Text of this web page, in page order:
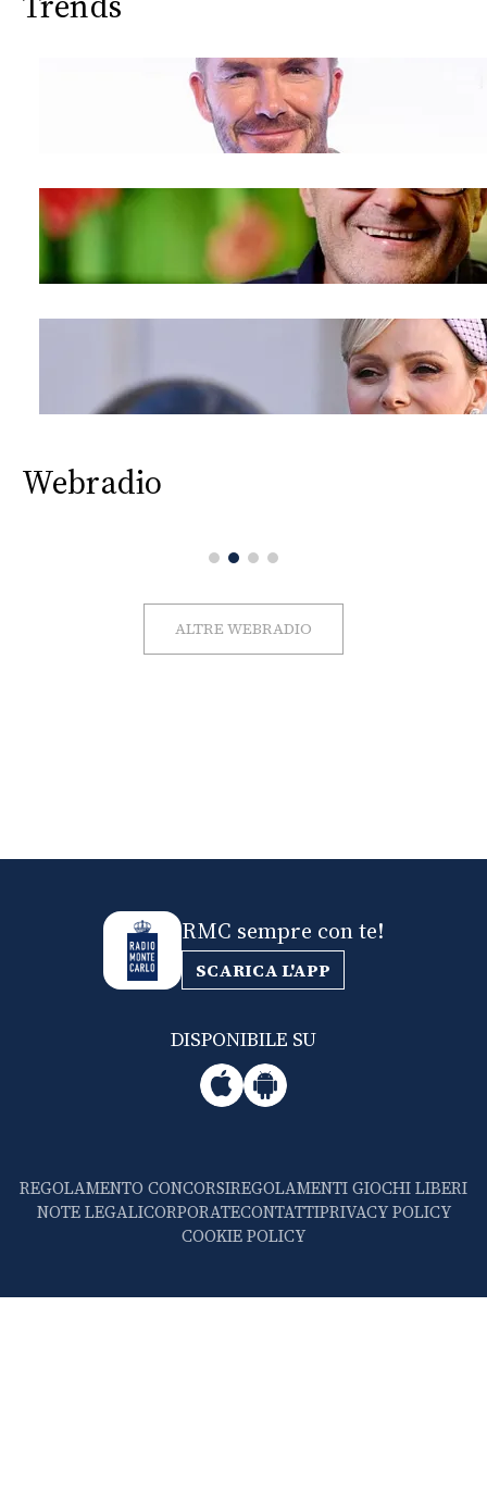
Webradio
ALTRE WEBRADIO
RMC sempre con te!
SCARICA L'APP
DISPONIBILE SU
REGOLAMENTO CONCORSIREGOLAMENTI GIOCHI LIBERI
NOTE LEGALICORPORATECONTATTIPRIVACY POLICY
COOKIE POLICY